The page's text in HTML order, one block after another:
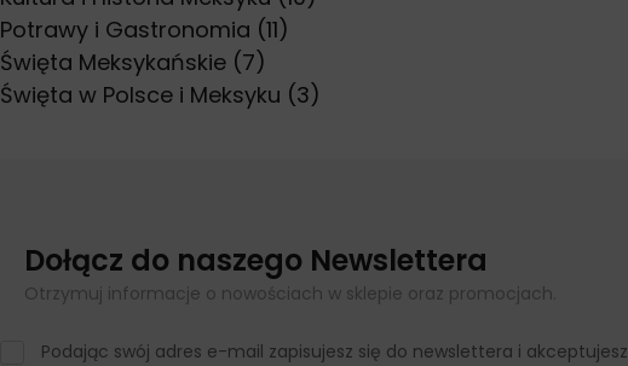
Potrawy i Gastronomia (11)
Święta Meksykańskie (7)
Święta w Polsce i Meksyku (3)
Dołącz do naszego Newslettera
Otrzymuj informacje o nowościach w sklepie oraz promocjach.
Podając swój adres e-mail zapisujesz się do newslettera i akceptujesz